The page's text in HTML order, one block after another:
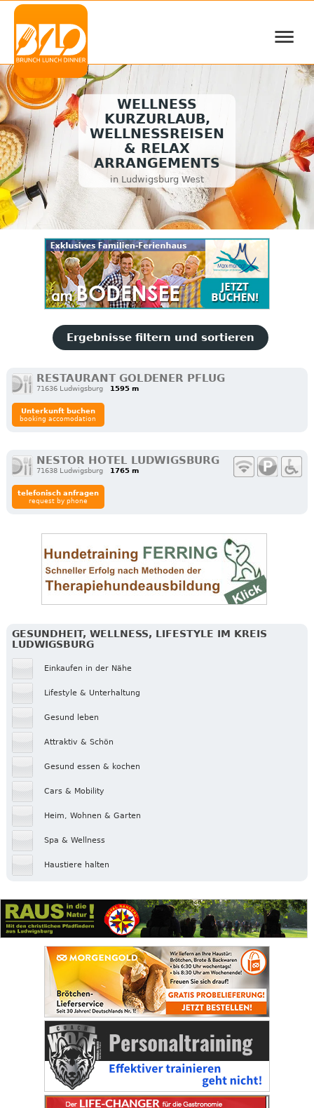
≡
WELLNESS
KURZURLAUB,
WELLNESSREISEN
& RELAX
ARRANGEMENTS
in Ludwigsburg West
Ergebnisse filtern und sortieren
RESTAURANT GOLDENER PFLUG
71636 Ludwigsburg 1595 m
Unterkunft buchen
booking accomodation
NESTOR HOTEL LUDWIGSBURG
71638 Ludwigsburg 1765 m
telefonisch anfragen
request by phone
GESUNDHEIT, WELLNESS, LIFESTYLE IM KREIS
LUDWIGSBURG
Einkaufen in der Nähe
Lifestyle & Unterhaltung
Gesund leben
Attraktiv & Schön
Gesund essen & kochen
Cars & Mobility
Heim, Wohnen & Garten
Spa & Wellness
Haustiere halten